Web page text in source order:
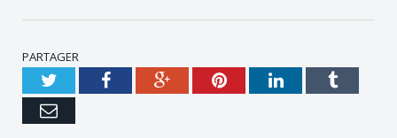
PARTAGER
TwitterFacebookGoogle+PinterestLinkedInTumblr
e-